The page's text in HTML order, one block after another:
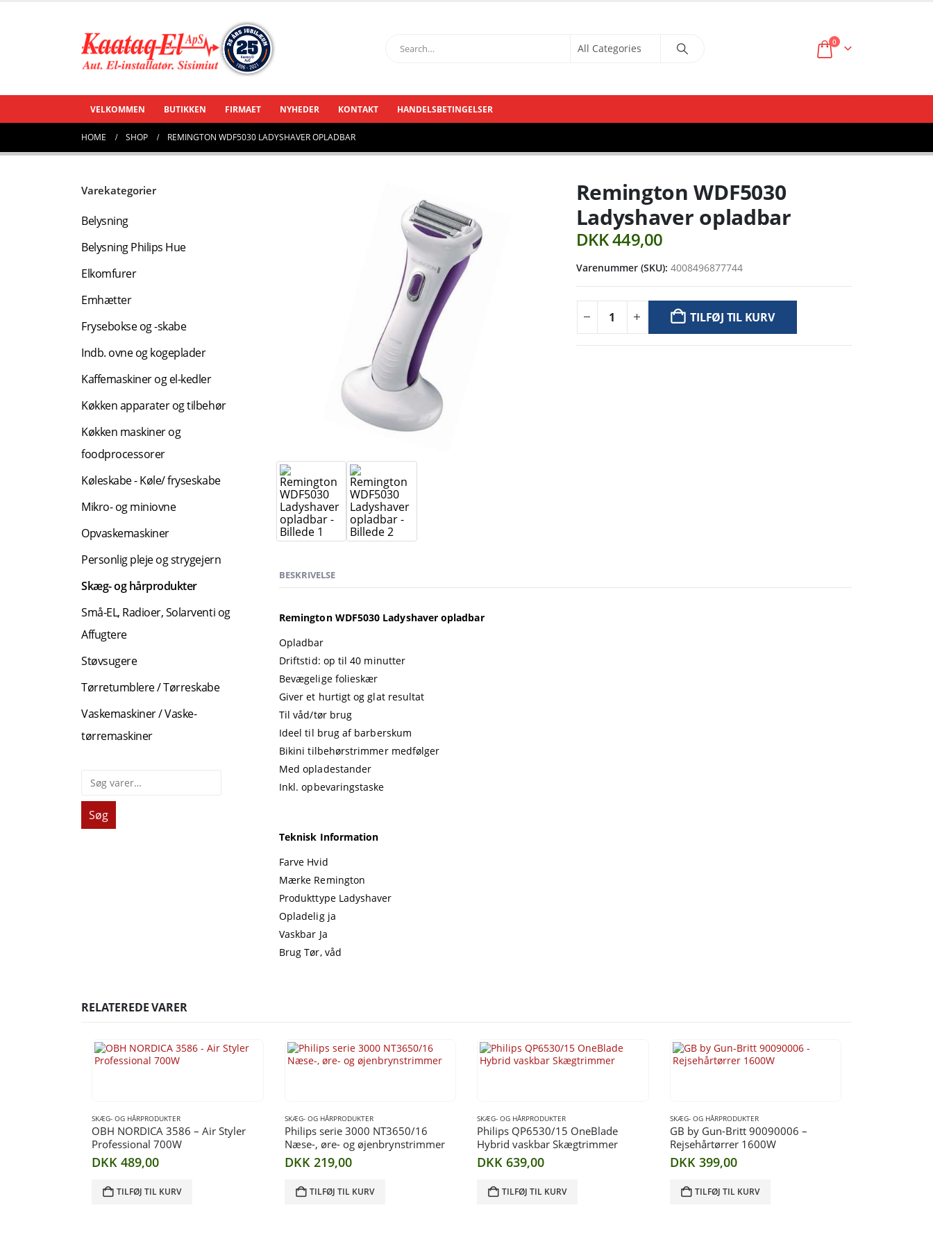
0
VELKOMMEN BUTIKKEN FIRMAET NYHEDER KONTAKT HANDELSBETINGELSER
HOME SHOP REMINGTON WDF5030 LADYSHAVER OPLADBAR
Remington WDF5030
Ladyshaver opladbar
DKK449,00
Varenummer (SKU): 4008496877744
TILFØJ TIL KURV
BESKRIVELSE
Remington WDF5030 Ladyshaver opladbar
Opladbar
Driftstid: op til 40 minutter
Bevægelige folieskær
Giver et hurtigt og glat resultat
Til våd/tør brug
Ideel til brug af barberskum
Bikini tilbehørstrimmer medfølger
Med opladestander
Inkl. opbevaringstaske
Teknisk Information
Farve Hvid
Mærke Remington
Produkttype Ladyshaver
Opladelig ja
Vaskbar Ja
Brug Tør, våd
Varekategorier
Belysning
Belysning Philips Hue
Elkomfurer
Emhætter
Frysebokse og -skabe
Indb. ovne og kogeplader
Kaffemaskiner og el-kedler
Køkken apparater og tilbehør
Køkken maskiner og
foodprocessorer
Køleskabe - Køle/ fryseskabe
Mikro- og miniovne
Opvaskemaskiner
Personlig pleje og strygejern
Skæg- og hårprodukter
Små-EL, Radioer, Solarventi og
Affugtere
Støvsugere
Tørretumblere / Tørreskabe
Vaskemaskiner / Vaske-
tørremaskiner
Søg
RELATEREDE VARER
SKÆG- OG HÅRPRODUKTER
OBH NORDICA 3586 – Air Styler
Professional 700W
DKK 489,00
TILFØJ TIL KURV
SKÆG- OG HÅRPRODUKTER
Philips serie 3000 NT3650/16
Næse-, øre- og øjenbrynstrimmer
DKK219,00
TILFØJ TIL KURV
SKÆG- OG HÅRPRODUKTER
Philips QP6530/15 OneBlade
Hybrid vaskbar Skægtrimmer
DKK 639,00
TILFØJ TIL KURV
SKÆG- OG HÅRPRODUKTER
GB by Gun-Britt 90090006 –
Rejsehårtørrer 1600W
DKK399,00
TILFØJ TIL KURV